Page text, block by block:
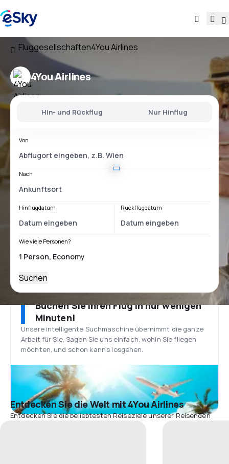
Fluggesellschaften4You Airlines
4You Airlines
Hin- und Rückflug Nur Hinflug
Von
Nach
Hinflugdatum Rückflugdatum
Wie viele Personen?
Suchen
Buchen Sie Ihren Flug in nur wenigen
Minuten!
Unsere intelligente Suchmaschine übernimmt die ganze
Arbeit für Sie. Sagen Sie uns einfach, wohin Sie fliegen
möchten, und schon kann’s losgehen.
Entdecken Sie die Welt mit 4You Airlines
Entdecken Sie die beliebtesten Reiseziele unserer Reisenden